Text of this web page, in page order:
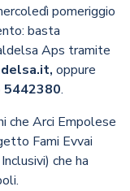
pomeriggio
basta
Aps tramite
oppure
5442380.
che Arci Empolese
Fami Evvai
che ha